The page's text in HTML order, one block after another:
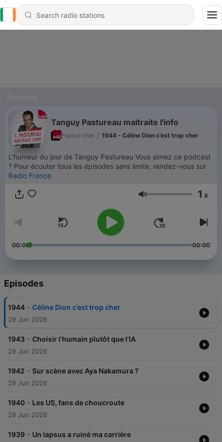
Tanguy Pastureau maltraite l'info
France Inter 1944 - Céline Dion c’est trop cher
L'humeur du jour de Tanguy Pastureau Vous aimez ce podcast
? Pour écouter tous les épisodes sans limite, rendez-vous sur
Radio France
Volume 1 x
00:00 00:00
Episodes
1944 - Céline Dion c’est trop cher
29 Jun 2026
1943 - Choisir l’humain plutôt que l’IA
29 Jun 2026
1942 - Sur scène avec Aya Nakamura ?
29 Jun 2026
1940 - Les US, fans de choucroute
29 Jun 2026
1939 - Un lapsus a ruiné ma carrière